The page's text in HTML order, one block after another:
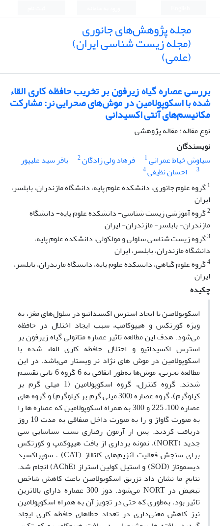
مجله پژوهش‌های جانوری
(مجله زیست شناسی ایران)
(علمی)
بررسی عصاره گیاه زیرفون بر تخریب حافظه کاری القاء
شده با اسکوپولامین در موش‌های صحرایی نر: مشارکت
مکانیسم‌های آنتی اکسیدانی
نوع مقاله : مقاله پژوهشی
نویسندگان
سیاوش خیاط عمرانی1 فرهاد ولی زادگان2 باقر سید علیپور
3 احسان نظیفی4
1گروه علوم جانوری، دانشکده علوم پایه، دانشگاه مازندران، بابلسر،
ایران
2گروه آموزشی زیست شناسی- دانشکده علوم پایه- دانشگاه
مازندران- بابلسر- مازندران- ایران
3گروه زیست شناسی سلولی و مولکولی، دانشکده علوم پایه،
دانشگاه مازندران، بابلسر، ایران
4گروه علوم گیاهی، دانشکده علوم پایه، دانشگاه مازندران، بابلسر،
ایران
چکیده
اسکوپولامین با ایجاد استرس اکسیداتیو در سلول‌های مغز، به
ویژه کورتکس و هیپوکامپ، سبب ایجاد اختلال در حافظه
می‌شود. هدف این مطالعه تاثیر عصاره متانولی گیاه زیرفون بر
استرس اکسیداتیو و اختلال حافظه کاری القاء شده با
اسکوپولامین در موش های نژاد نر ویستار می‌باشد. در این
مطالعه تجربی، موش‌ها به‌طور اتفاقی به 6 گروه 6 تایی تقسیم
شدند. گروه کنترل، گروه اسکوپولامین (1 میلی گرم بر
کیلوگرم)، گروه عصاره (300 میلی گرم بر کیلوگرم) و گروه های
عصاره 100، 225 و 300 به همراه اسکوپولامین که عصاره ها را
به صورت گاواژ و را به صورت داخل صفاقی به مدت 10 روز
دریافت کردند. پس از آزمون رفتاری تست شناسایی شی
جدید (NORT)، نمونه برداری از بافت هیپوکمپ و کورتکس
برای سنجش فعالیت آنزیم‌های کاتالاز (CAT) ، سوپراکسید
دیسموتاز (SOD) و استیل کولین استراز (AChE) انجام شد.
نتایج ما نشان داد تزریق اسکوپولامین باعث کاهش شاخص
تبعیض در NORT می‌شود. دوز 300 عصاره دارای بالاترین
تاثیر بود، به‌طوری که حتی در تجویز آن به همراه اسکوپولامین
نیز کاهش معنی‌داری در تعداد خطاهای حافظه کاری ایجاد